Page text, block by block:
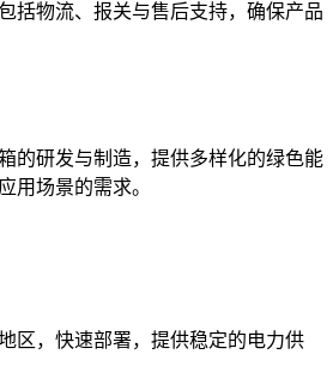
括物流、报关与售后支持，确保产品
的研发与制造，提供多样化的绿色能
用场景的需求。
区，快速部署，提供稳定的电力供